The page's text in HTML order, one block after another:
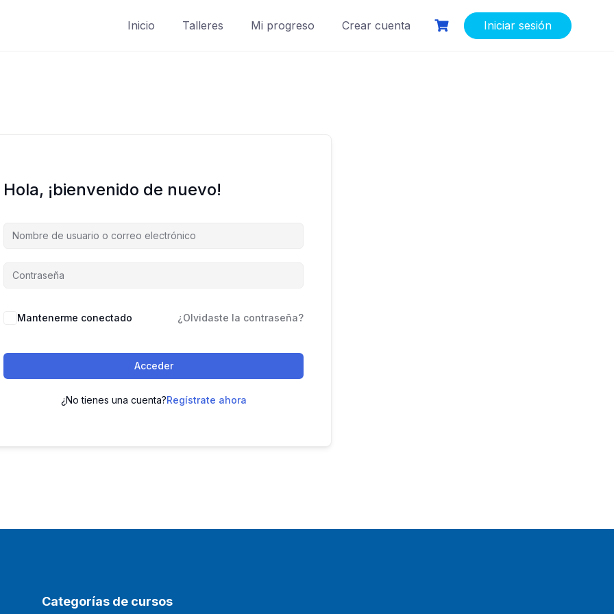
Inicio Talleres Mi progreso Crear cuenta Iniciar sesión
Hola, ¡bienvenido de nuevo!
Mantenerme conectado ¿Olvidaste la contraseña?
Acceder
¿No tienes una cuenta?Regístrate ahora
Categorías de cursos